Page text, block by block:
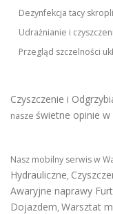
Dezynfekcja tacy
Udrażnianie i
Przegląd szczelności
Czyszczenie i
nasze świetne opinie w
Nasz mobilny serwis w
Hydrauliczne,
Awaryjne naprawy
Dojazdem, Warsztat